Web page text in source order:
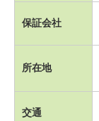
保証会社
所在地
交通